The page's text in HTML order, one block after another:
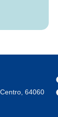
64060